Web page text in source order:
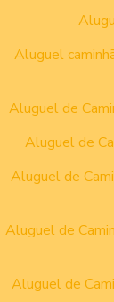
Aluguel
Aluguel de
Aluguel de
Aluguel de
Aluguel de
Aluguel de